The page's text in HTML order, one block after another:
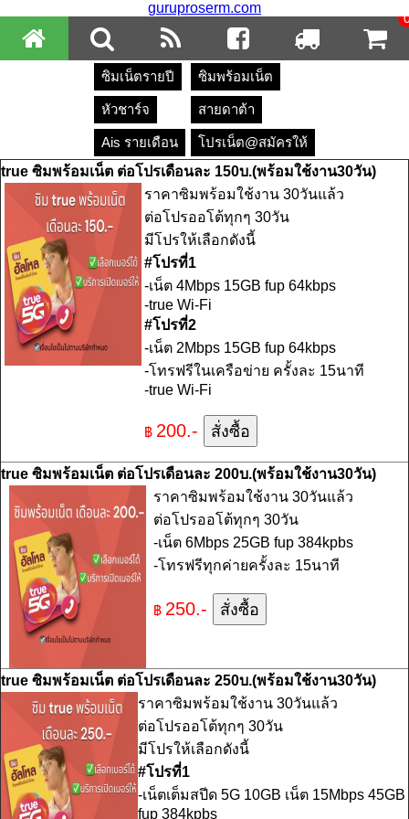
guruproserm.com
ซิมเน็ตรายปี ซิมพร้อมเน็ต
หัวชาร์จ สายดาต้า
Ais รายเดือน
โปรเน็ต@สมัครให้
true ซิมพร้อมเน็ต ต่อโปรเดือนละ 150บ.(พร้อมใช้งาน30วัน)
ราคาซิมพร้อมใช้งาน 30วันแล้ว
ต่อโปรออโต้ทุกๆ 30วัน
มีโปรให้เลือกดังนี้
#โปรที่1
-เน็ต 4Mbps 15GB fup 64kbps
-true Wi-Fi
#โปรที่2
-เน็ต 2Mbps 15GB fup 64kbps
-โทรฟรีในเครือข่าย ครั้งละ 15นาที
-true Wi-Fi
฿ 200.-
true ซิมพร้อมเน็ต ต่อโปรเดือนละ 200บ.(พร้อมใช้งาน30วัน)
ราคาซิมพร้อมใช้งาน 30วันแล้ว
ต่อโปรออโต้ทุกๆ 30วัน
-เน็ต 6Mbps 25GB fup 384kpbs
-โทรฟรีทุกค่ายครั้งละ 15นาที
฿ 250.-
true ซิมพร้อมเน็ต ต่อโปรเดือนละ 250บ.(พร้อมใช้งาน30วัน)
ราคาซิมพร้อมใช้งาน 30วันแล้ว
ต่อโปรออโต้ทุกๆ 30วัน
มีโปรให้เลือกดังนี้
#โปรที่1
-เน็ตเต็มสปีด 5G 10GB เน็ต 15Mbps 45GB
fup 384kpbs